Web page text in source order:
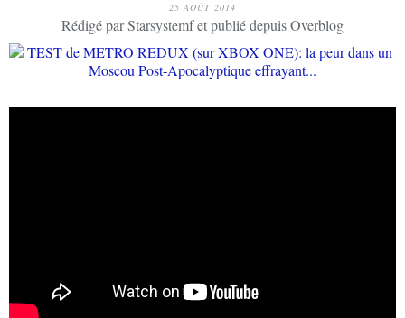
25 AOÛT 2014
Rédigé par Starsystemf et publié depuis Overblog